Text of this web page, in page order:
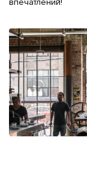
впечатлений!